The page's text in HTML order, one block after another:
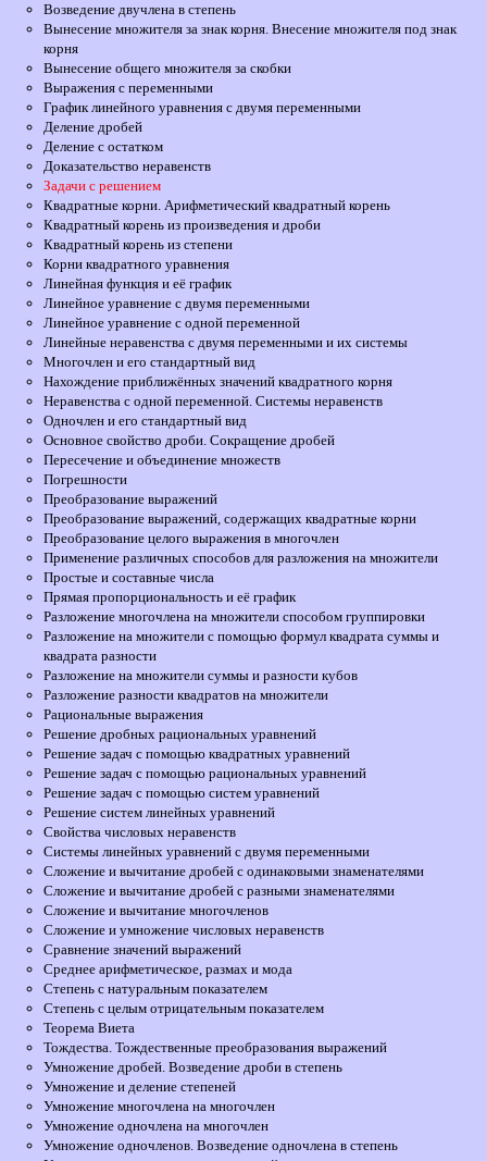
Возведение двучлена в степень
Вынесение множителя за знак корня. Внесение множителя под знак
корня
Вынесение общего множителя за скобки
Выражения с переменными
График линейного уравнения с двумя переменными
Деление дробей
Деление с остатком
Доказательство неравенств
Задачи с решением
Квадратные корни. Арифметический квадратный корень
Квадратный корень из произведения и дроби
Квадратный корень из степени
Корни квадратного уравнения
Линейная функция и её график
Линейное уравнение с двумя переменными
Линейное уравнение с одной переменной
Линейные неравенства с двумя переменными и их системы
Многочлен и его стандартный вид
Нахождение приближённых значений квадратного корня
Неравенства с одной переменной. Системы неравенств
Одночлен и его стандартный вид
Основное свойство дроби. Сокращение дробей
Пересечение и объединение множеств
Погрешности
Преобразование выражений
Преобразование выражений, содержащих квадратные корни
Преобразование целого выражения в многочлен
Применение различных способов для разложения на множители
Простые и составные числа
Прямая пропорциональность и её график
Разложение многочлена на множители способом группировки
Разложение на множители с помощью формул квадрата суммы и
квадрата разности
Разложение на множители суммы и разности кубов
Разложение разности квадратов на множители
Рациональные выражения
Решение дробных рациональных уравнений
Решение задач с помощью квадратных уравнений
Решение задач с помощью рациональных уравнений
Решение задач с помощью систем уравнений
Решение систем линейных уравнений
Свойства числовых неравенств
Системы линейных уравнений с двумя переменными
Сложение и вычитание дробей с одинаковыми знаменателями
Сложение и вычитание дробей с разными знаменателями
Сложение и вычитание многочленов
Сложение и умножение числовых неравенств
Сравнение значений выражений
Среднее арифметическое, размах и мода
Степень с натуральным показателем
Степень с целым отрицательным показателем
Теорема Виета
Тождества. Тождественные преобразования выражений
Умножение дробей. Возведение дроби в степень
Умножение и деление степеней
Умножение многочлена на многочлен
Умножение одночлена на многочлен
Умножение одночленов. Возведение одночлена в степень